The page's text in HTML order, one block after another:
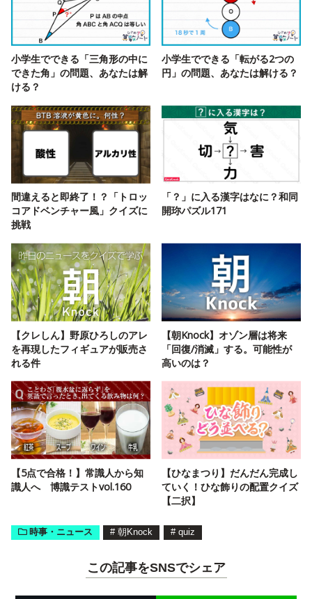
小学生でできる「三角形の中に
できた角」の問題、あなたは解
ける？
小学生でできる「転がる2つの
円」の問題、あなたは解ける？
間違えると即終了！？「トロッ
コアドベンチャー風」クイズに
挑戦
「？」に入る漢字はなに？和同
開珎パズル171
【クレしん】野原ひろしのアレ
を再現したフィギュアが販売さ
れる件
【朝Knock】オゾン層は将来
「回復/消滅」する。可能性が
高いのは？
【5点で合格！】常識人から知
識人へ 博識テストvol.160
【ひなまつり】だんだん完成し
ていく！ひな飾りの配置クイズ
【二択】
時事・ニュース # 朝Knock # quiz
この記事をSNSでシェア